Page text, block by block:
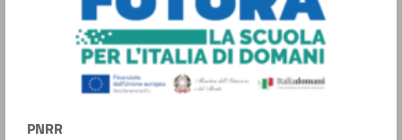
PNRR